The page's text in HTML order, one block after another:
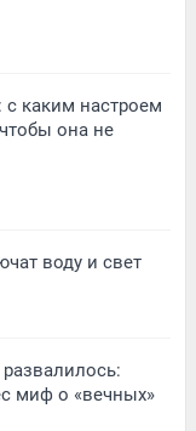
каким настроем
она не
воду и свет
миф о «вечных»